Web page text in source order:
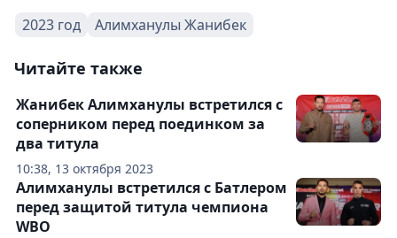
2023 год Алимханулы Жанибек
Читайте также
10:38, 13 октября 2023
Жанибек Алимханулы встретился с
соперником перед поединком за
два титула
Алимханулы встретился с Батлером
перед защитой титула чемпиона
WBO